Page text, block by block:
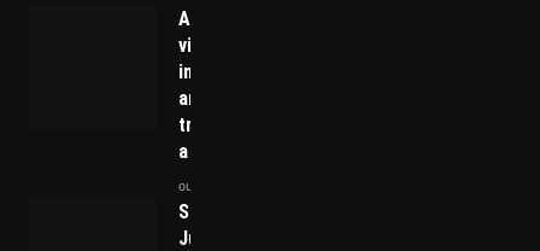
A revolução do
vinho: como a
inteligência
artificial está
transformando
a vinicultura
outubro 24, 2024
STF Inicia
Julgamento de